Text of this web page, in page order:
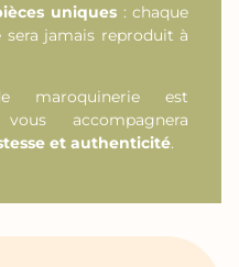
uniques: chaque
jamais reproduit à
maroquinerie est
accompagnera
et authenticité.